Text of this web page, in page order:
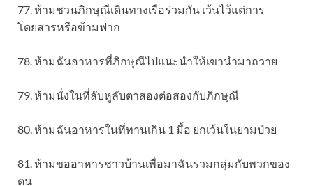
77. ห้ามชวนภิกษุณีเดินทางเรือร่วมกัน เว้นไว้แต่การ
โดยสารหรือข้ามฟาก
78. ห้ามฉันอาหารที่ภิกษุณีไปแนะนำให้เขานำมาถวาย
79. ห้ามนั่งในที่ลับหูลับตาสองต่อสองกับภิกษุณี
80. ห้ามฉันอาหารในที่ทานเกิน 1 มื้อ ยกเว้นในยามป่วย
81. ห้ามขออาหารชาวบ้านเพื่อมาฉันรวมกลุ่มกับพวกของ
ตน